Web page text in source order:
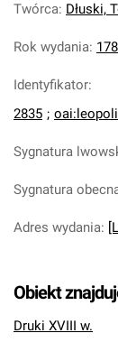
Twórca: Dłuski,
Rok wydania:
Identyfikator:
2835 ;
Sygnatura
Sygnatura
Adres wydania:
Obiekt
Druki XVIII w.